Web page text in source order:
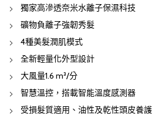
獨家高滲透奈米水離子保濕科技
礦物負離子強韌秀髮
4種美髮潤肌模式
全新輕量化外型設計
大風量1.6 m³/分
智慧溫控，搭載智能溫度感測器
受損髮質適用、油性及乾性頭皮養護